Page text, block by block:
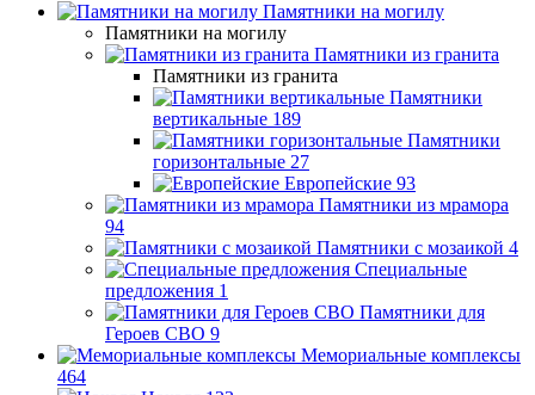
Памятники на могилу
Памятники на могилу
Памятники из гранита
Памятники из гранита
Памятники
вертикальные 189
Памятники
горизонтальные 27
Европейские 93
Памятники из мрамора
94
Памятники с мозаикой 4
Специальные
предложения 1
Памятники для
Героев СВО 9
Мемориальные комплексы
464